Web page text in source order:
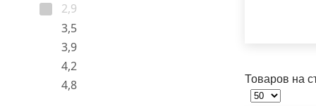
2,9
3,5
3,9
4,2
4,8
Товаров на